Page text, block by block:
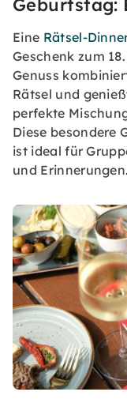
Geburtstag:
Eine Rätsel-
Geschenk zum
Genuss
Rätsel und
perfekte
Diese besondere
ist ideal für
und Erinnerungen.